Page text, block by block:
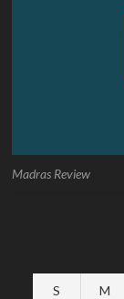
Madras Review
S M